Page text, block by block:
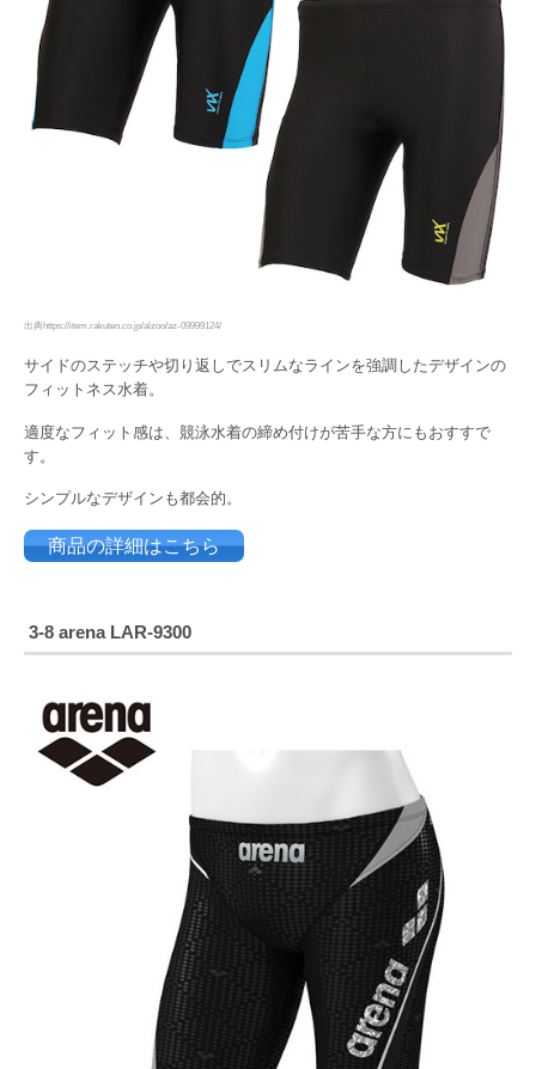
出典https://item.rakuten.co.jp/alzoo/az-09999124/
サイドのステッチや切り返しでスリムなラインを強調したデザインの
フィットネス水着。
適度なフィット感は、競泳水着の締め付けが苦手な方にもおすすで
す。
シンプルなデザインも都会的。
商品の詳細はこちら
3-8 arena LAR-9300